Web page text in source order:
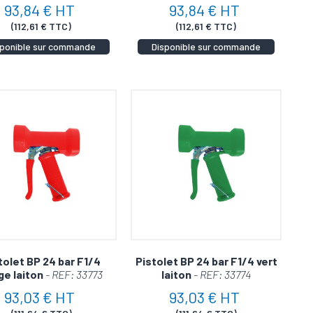
haute pression
adapté à vos besoins. Des
93,84 € HT
(112,61 € TTC)
sur commande
93,84 € HT
(112,61 € TTC)
Disponible sur commande
BP 24 bar F1/4
laiton - REF: 33773
93,03 € HT
Pistolet BP 24 bar F1/4 vert
laiton - REF: 33774
93,03 € HT